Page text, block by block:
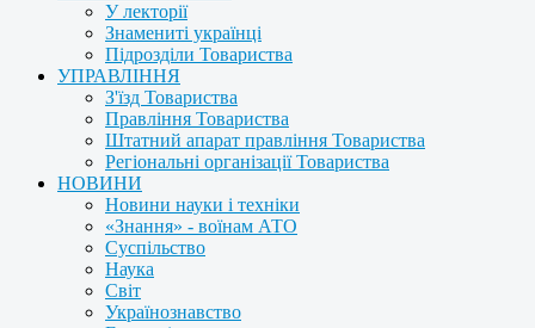
У лекторії
Знамениті українці
Підрозділи Товариства
УПРАВЛІННЯ
З'їзд Товариства
Правління Товариства
Штатний апарат правління Товариства
Регіональні організації Товариства
НОВИНИ
Новини науки і техніки
«Знання» - воїнам АТО
Суспільство
Наука
Світ
Українознавство